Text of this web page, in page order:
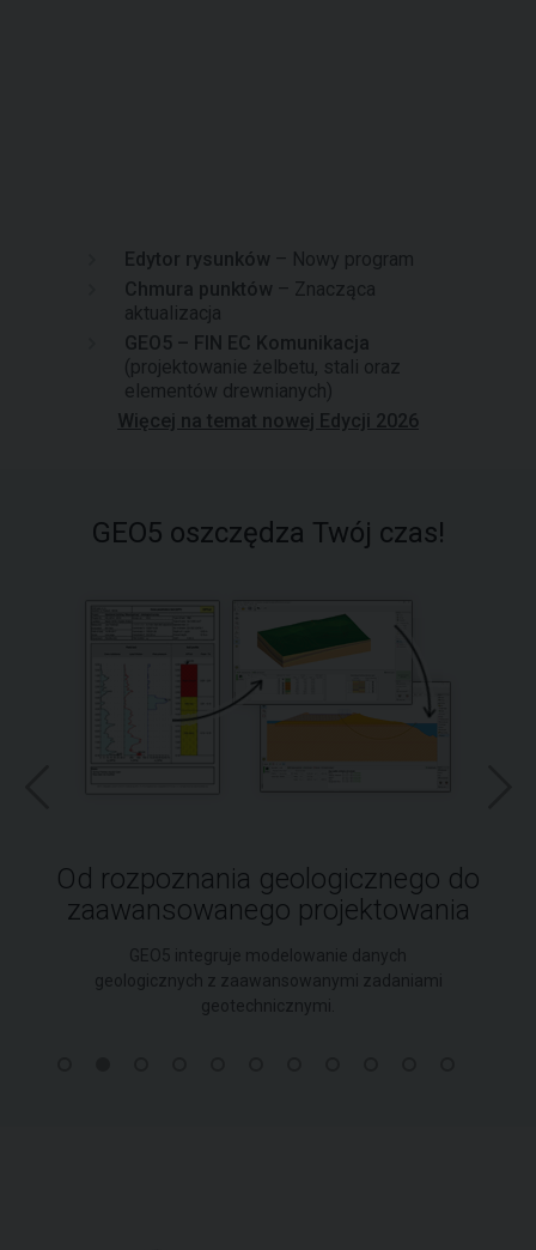
Edytor rysunków – Nowy program
Chmura punktów – Znacząca
aktualizacja
GEO5 – FIN EC Komunikacja
(projektowanie żelbetu, stali oraz
elementów drewnianych)
Więcej na temat nowej Edycji 2026
GEO5 oszczędza Twój czas!
Od rozpoznania geologicznego do
zaawansowanego projektowania
GEO5 integruje modelowanie danych
geologicznych z zaawansowanymi zadaniami
geotechnicznymi.